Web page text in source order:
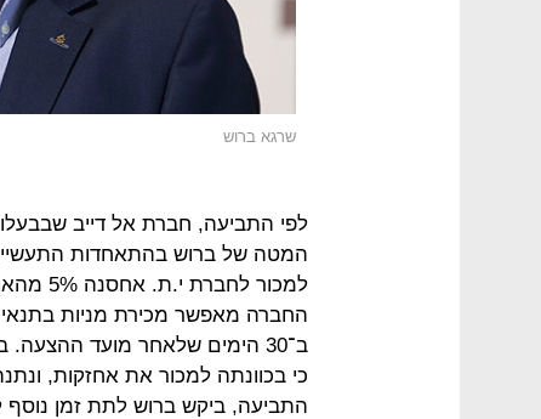
שרגא ברוש
לפי התביעה, חברת אל דייב
החברה מאפשר מכירת מניות
התביעה, ביקש ברוש לתת זמן נוסף